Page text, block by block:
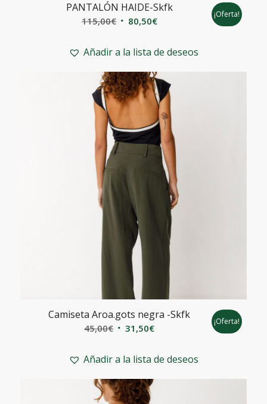
PANTALÓN HAIDE-Skfk
115,00€ El
original
115,00€.
80,50€El
actual
80,50€.
¡Oferta!
Añadir a la lista de deseos
Camiseta Aroa.gots negra -Skfk
45,00€ El
original
45,00€.
31,50€El
actual
¡Oferta!
Añadir a la lista de deseos